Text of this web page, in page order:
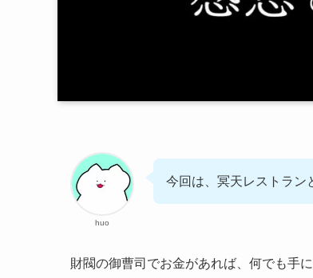
huo
今回は、冥天レストラン
財閥の御曹司でお金があれば、何でも手